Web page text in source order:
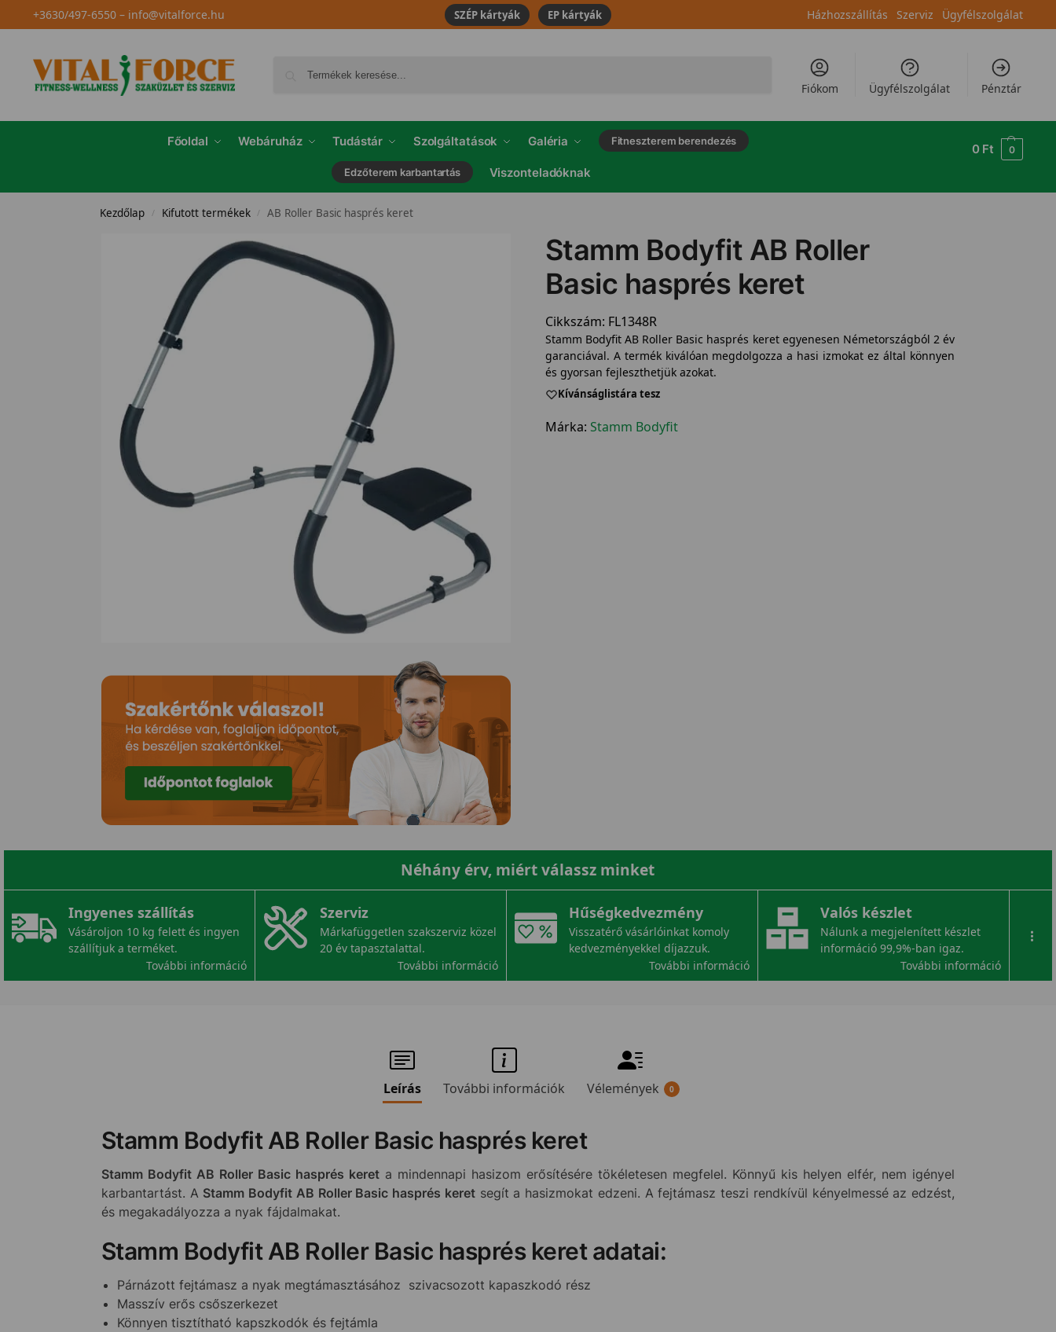
+3630/497-6550– info@vitalforce.hu SZÉP kártyák EP kártyák Házhozszállítás Szerviz Ügyfélszolgálat
Fiókom Ügyfélszolgálat Pénztár
Főoldal Webáruház Tudástár Szolgáltatások Galéria Fitneszterem berendezés
Edzőterem karbantartás Viszonteladóknak
0 Ft 0
Kezdőlap / Kifutott termékek / AB Roller Basic hasprés keret
Stamm Bodyfit AB Roller
Basic hasprés keret
Cikkszám: FL1348R
Stamm Bodyfit AB Roller Basic hasprés keret egyenesen Németországból 2 év
garanciával. A termék kiválóan megdolgozza a hasi izmokat ez által könnyen
és gyorsan fejleszthetjük azokat.
Kívánságlistára tesz
Márka: Stamm Bodyfit
Néhány érv, miért válassz minket
Ingyenes szállítás
Vásároljon 10 kg felett és ingyen
szállítjuk a terméket.
További információ
Szerviz
Márkafüggetlen szakszerviz közel
20 év tapasztalattal.
További információ
Hűségkedvezmény
Visszatérő vásárlóinkat komoly
kedvezményekkel díjazzuk.
További információ
Valós készlet
Nálunk a megjelenített készlet
információ 99,9%-ban igaz.
További információ
...
Leírás További információk Vélemények 0
Stamm Bodyfit AB Roller Basic hasprés keret
Stamm Bodyfit AB Roller Basic hasprés kereta mindennapi hasizom erősítésére tökéletesen megfelel. Könnyű kis helyen elfér, nem igényel
karbantartást. A Stamm Bodyfit AB Roller Basic hasprés keretsegít a hasizmokat edzeni. A fejtámasz teszi rendkívül kényelmessé az edzést,
és megakadályozza a nyak fájdalmakat.
Stamm Bodyfit AB Roller Basic hasprés keret adatai:
Párnázott fejtámasz a nyak megtámasztásához szivacsozott kapaszkodó rész
Masszív erős csőszerkezet
Könnyen tisztítható kapszkodók és fejtámla